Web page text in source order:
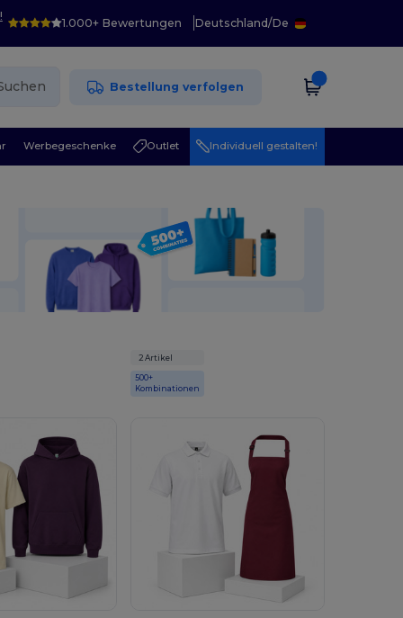
1.000+ Bewertungen Deutschland/De
Bestellung verfolgen
Werbegeschenke Outlet Individuell gestalten!
2 Artikel
500+
Kombinationen